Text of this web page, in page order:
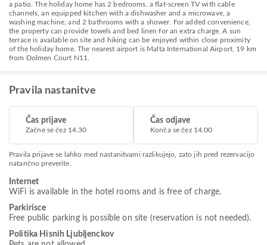
a patio. The holiday home has 2 bedrooms, a flat-screen TV with cable
channels, an equipped kitchen with a dishwasher and a microwave, a
washing machine, and 2 bathrooms with a shower. For added convenience,
the property can provide towels and bed linen for an extra charge. A sun
terrace is available on site and hiking can be enjoyed within close proximity
of the holiday home. The nearest airport is Malta International Airport, 19 km
from Dolmen Court N11.
Pravila nastanitve
Čas prijave
Začne se čez 14.30
Čas odjave
Konča se čez 14.00
Pravila prijave se lahko med nastanitvami razlikujejo, zato jih pred rezervacijo
natančno preverite.
Internet
WiFi is available in the hotel rooms and is free of charge.
Parkirisce
Free public parking is possible on site (reservation is not needed).
Politika Hisnih Ljubljenckov